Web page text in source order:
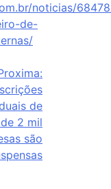
noticias/
de-
de
2 mil
são